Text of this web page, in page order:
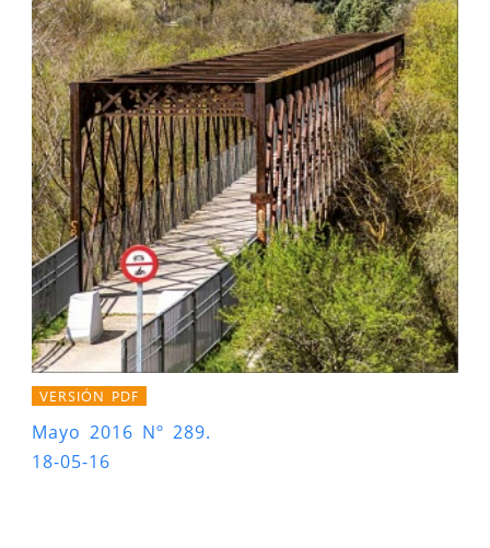
VERSIÓN PDF
Mayo 2016 Nº 289.
18-05-16